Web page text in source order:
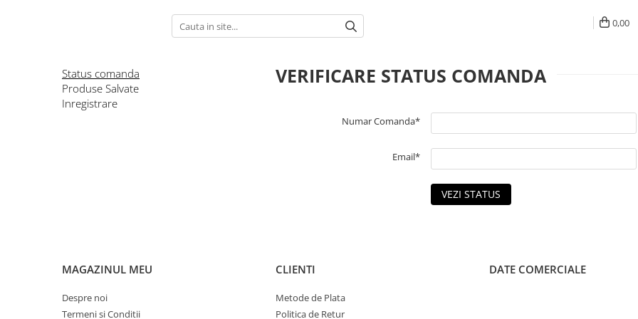
0,00
Status comanda
Produse Salvate
Inregistrare
VERIFICARE STATUS COMANDA
Numar Comanda*
Email*
VEZI STATUS
MAGAZINUL MEU
Despre noi
Termeni si Conditii
CLIENTI
Metode de Plata
Politica de Retur
DATE COMERCIALE